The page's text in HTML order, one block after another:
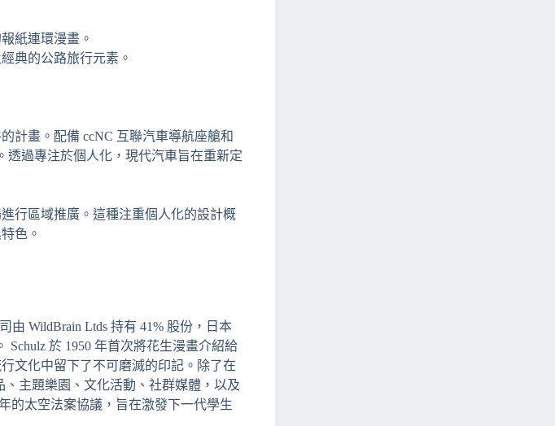
紙連環漫畫。
典的公路旅行元素。
計畫。配備 ccNC 互聯汽車導航座艙和
透過專注於個人化，現代汽車旨在重新定
行區域推廣。這種注重個人化的設計概
色。
由 WildBrain Ltds 持有 41% 股份，日本
Schulz 於 1950 年首次將花生漫畫介紹給
文化中留下了不可磨滅的印記。除了在
主題樂園、文化活動、社群媒體，以及
的太空法案協議，旨在激發下一代學生